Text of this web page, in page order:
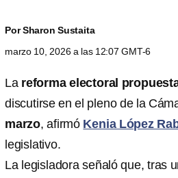
PorSharon Sustaita
marzo 10, 2026 a las 12:07 GMT-6
La reforma electoral
discutirse en el pleno de la
marzo, afirmó Kenia López
legislativo.
La legisladora señaló que, tras